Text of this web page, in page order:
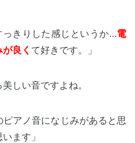
きりした感じというか…電
良く て好きです。」
しい音ですよね。
アノ音になじみがあると思
ます」